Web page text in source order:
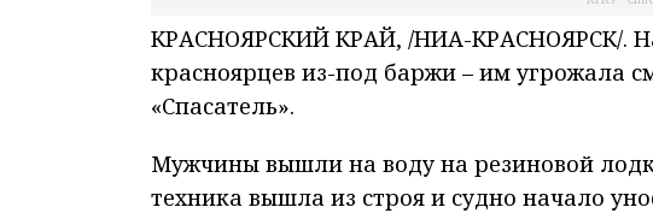
КРАСНОЯРСКИЙ КРАЙ, /НИА-КРАСНОЯРСК/.
красноярцев из-под баржи – им угрожала
«Спасатель».
Мужчины вышли на воду на резиновой
техника вышла из строя и судно начало